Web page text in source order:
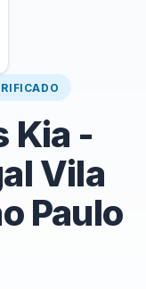
Kia -
Vila
Paulo